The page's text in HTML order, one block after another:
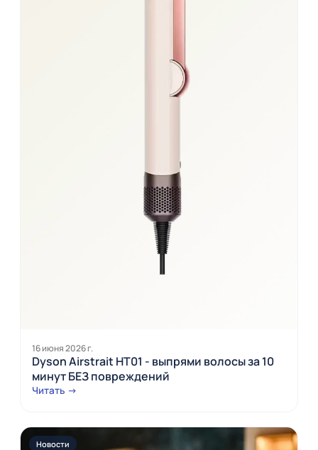
16 июня 2026 г.
Dyson Airstrait HT01 - выпрями волосы за 10
минут БЕЗ повреждений
Читать →
Новости